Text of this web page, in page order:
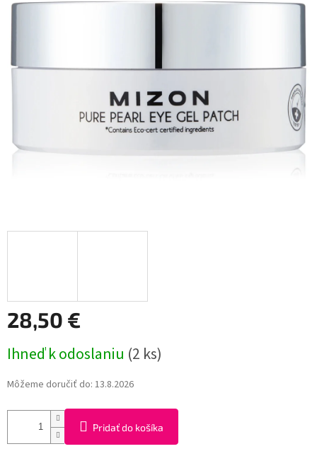
z
28,50 €
cena:
Ihneď k odoslaniu (2 ks)
Môžeme doručiť do: 13.8.2026
Pridať do košíka